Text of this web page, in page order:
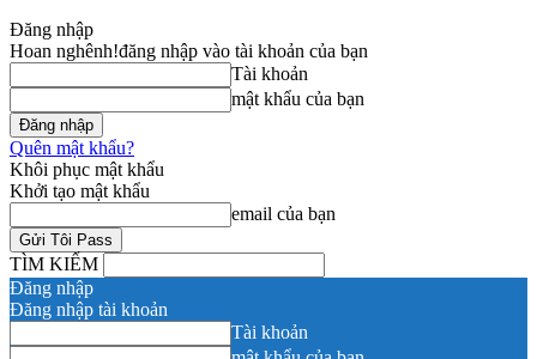
Đăng nhập
Hoan nghênh!đăng nhập vào tài khoản của bạn
Tài khoản
mật khẩu của bạn
Quên mật khẩu?
Khôi phục mật khẩu
Khởi tạo mật khẩu
email của bạn
TÌM KIẾM
Đăng nhập
Đăng nhập tài khoản
Tài khoản